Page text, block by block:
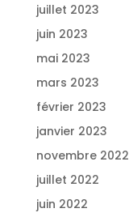
juillet 2023
juin 2023
mai 2023
mars 2023
février 2023
janvier 2023
novembre 2022
juillet 2022
juin 2022